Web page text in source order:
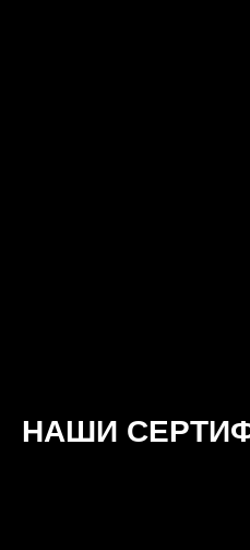
НАШИ